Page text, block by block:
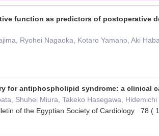
function as predictors of postoperative
Ryohei Nagaoka, Kotaro Yamano, Aki
for antiphospholipid syndrome: a clinical
Shuhei Miura, Takeko Hasegawa,
of the Egyptian Society of Cardiology 78 (